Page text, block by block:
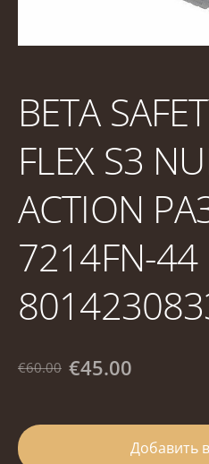
BETA
FLEX S3
ACTION
7214FN-44
€60.00 €45.00
Добавить